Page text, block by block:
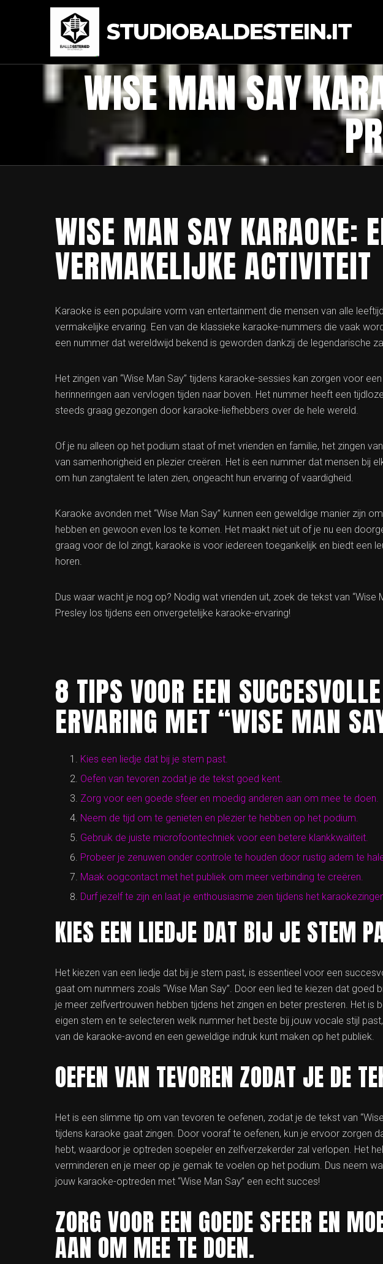
STUDIOBALDESTEIN.IT
WISE MAN SAY
WISE MAN SAY KARAOKE:
VERMAKELIJKE ACTIVITEIT
Karaoke is een populaire vorm van entertainment die mensen van alle
vermakelijke ervaring. Een van de klassieke karaoke-nummers die vaak
een nummer dat wereldwijd bekend is geworden dankzij de legendarische
Het zingen van “Wise Man Say” tijdens karaoke-sessies kan zorgen voor
herinneringen aan vervlogen tijden naar boven. Het nummer heeft een
steeds graag gezongen door karaoke-liefhebbers over de hele wereld.
Of je nu alleen op het podium staat of met vrienden en familie, het zingen
van samenhorigheid en plezier creëren. Het is een nummer dat mensen bij
om hun zangtalent te laten zien, ongeacht hun ervaring of vaardigheid.
Karaoke avonden met “Wise Man Say” kunnen een geweldige manier zijn
hebben en gewoon even los te komen. Het maakt niet uit of je nu een
graag voor de lol zingt, karaoke is voor iedereen toegankelijk en biedt een
horen.
Dus waar wacht je nog op? Nodig wat vrienden uit, zoek de tekst van “Wise
Presley los tijdens een onvergetelijke karaoke-ervaring!
8 TIPS VOOR EEN
ERVARING MET “WISE MAN
Kies een liedje dat bij je stem past.
Oefen van tevoren zodat je de tekst goed kent.
Zorg voor een goede sfeer en moedig anderen aan om mee te doen.
Neem de tijd om te genieten en plezier te hebben op het podium.
Gebruik de juiste microfoontechniek voor een betere klankkwaliteit.
Probeer je zenuwen onder controle te houden door rustig adem te
Maak oogcontact met het publiek om meer verbinding te creëren.
Durf jezelf te zijn en laat je enthousiasme zien tijdens het
KIES EEN LIEDJE DAT BIJ JE STEM
Het kiezen van een liedje dat bij je stem past, is essentieel voor een
gaat om nummers zoals “Wise Man Say”. Door een lied te kiezen dat goed
je meer zelfvertrouwen hebben tijdens het zingen en beter presteren. Het is
eigen stem en te selecteren welk nummer het beste bij jouw vocale stijl
van de karaoke-avond en een geweldige indruk kunt maken op het publiek.
OEFEN VAN TEVOREN ZODAT JE DE
Het is een slimme tip om van tevoren te oefenen, zodat je de tekst van
tijdens karaoke gaat zingen. Door vooraf te oefenen, kun je ervoor zorgen
hebt, waardoor je optreden soepeler en zelfverzekerder zal verlopen. Het
verminderen en je meer op je gemak te voelen op het podium. Dus neem
jouw karaoke-optreden met “Wise Man Say” een echt succes!
ZORG VOOR EEN GOEDE SFEER EN
AAN OM MEE TE DOEN.